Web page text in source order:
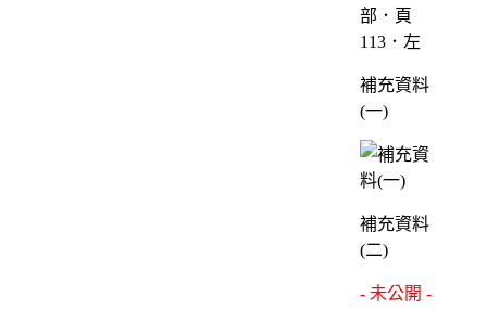
部．頁
113．左
補充資料
(一)
補充資料
(二)
- 未公開 -